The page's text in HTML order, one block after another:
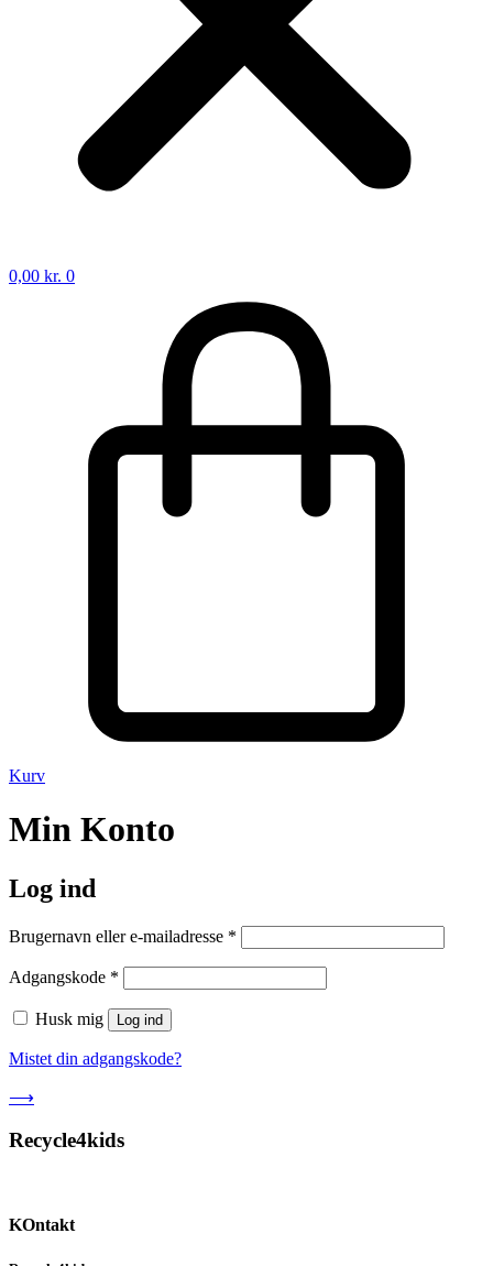
0,00 kr. 0
Kurv
Min Konto
Log ind
Brugernavn eller e-mailadresse *
Adgangskode *
Husk mig Log ind
Mistet din adgangskode?
⟶
Recycle4kids
KOntakt